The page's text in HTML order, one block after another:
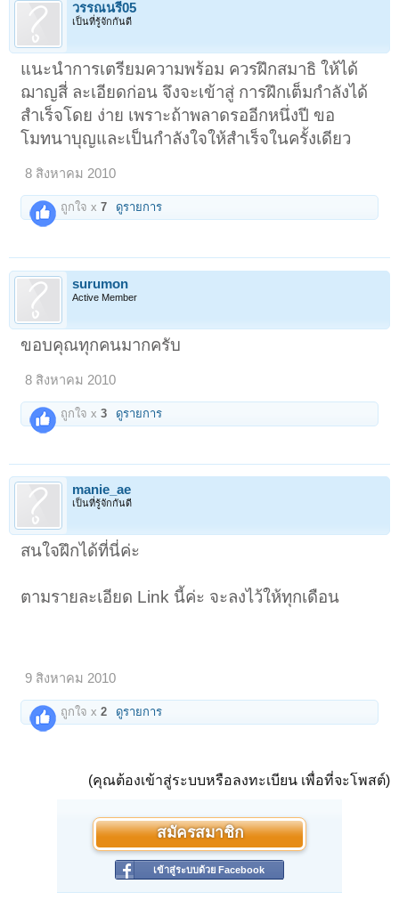
วรรณนรี05
เป็นที่รู้จักกันดี
แนะนำการเตรียมความพร้อม ควรฝึกสมาธิ ให้ได้
ฌาญสี่ ละเอียดก่อน จึงจะเข้าสู่ การฝึกเต็มกำลังได้
สำเร็จโดย ง่าย เพราะถ้าพลาดรออีกหนึ่งปี ขอ
โมทนาบุญและเป็นกำลังใจให้สำเร็จในครั้งเดียว
8 สิงหาคม 2010
ถูกใจ x7 ดูรายการ
surumon
Active Member
ขอบคุณทุกคนมากครับ
8 สิงหาคม 2010
ถูกใจ x3 ดูรายการ
manie_ae
เป็นที่รู้จักกันดี
สนใจฝึกได้ที่นี่ค่ะ
ตามรายละเอียด Link นี้ค่ะ จะลงไว้ให้ทุกเดือน
9 สิงหาคม 2010
ถูกใจ x2 ดูรายการ
(คุณต้องเข้าสู่ระบบหรือลงทะเบียน เพื่อที่จะโพสต์)
สมัครสมาชิก
เข้าสู่ระบบด้วย Facebook